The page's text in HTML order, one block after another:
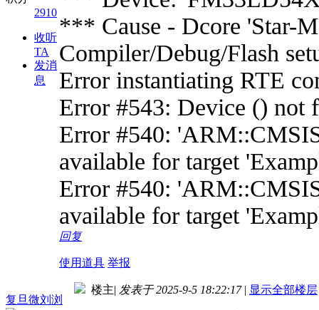
2910
收听
TA
发消
息
*** Cause - Dcore 'Star-
Compiler/Debug/Flash
Error instantiating RTE
Error #543: Device () not
Error #540:
available for target
Error #540:
available for target
回复
使用道具 举报
复旦微刘浏
楼主| 发表于 2025-9-5 18:22:17 | 显示全部楼层